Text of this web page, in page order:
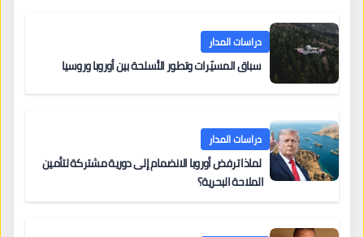
دراسات المدار
سباق المسيّرات وتطور الأسلحة بين أوروبا وروسيا
دراسات المدار
لماذا ترفض أوروبا الانضمام إلى دورية مشتركة لتأمين
الملاحة البحرية؟